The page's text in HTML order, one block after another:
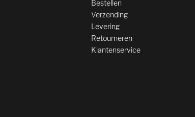
Bestellen
Verzending
Levering
Retourneren
Klantenservice